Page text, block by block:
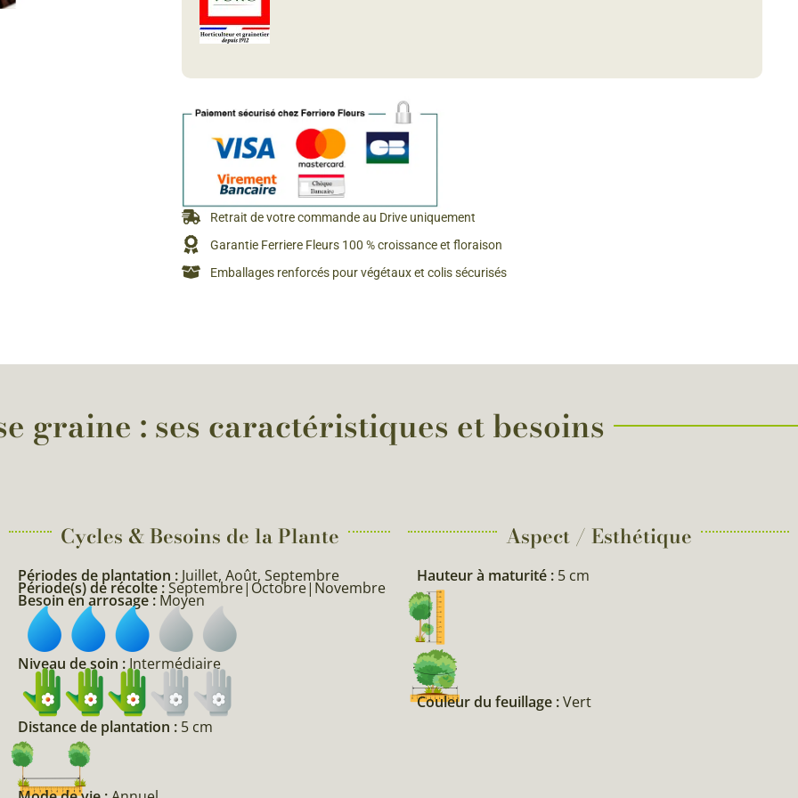
Bulbes de fleurs de A à Z
Bulbes du Potager
Retrait de votre commande au Drive uniquement
Garantie Ferriere Fleurs 100 % croissance et floraison
Emballages renforcés pour végétaux et colis sécurisés
graine : ses caractéristiques et besoins
Cycles & Besoins de la Plante​
Périodes de plantation : Juillet, Août, Septembre
Période(s) de récolte :Septembre|Octobre|Novembre
Besoin en arrosage :Moyen
Niveau de soin :Intermédiaire
Distance de plantation : 5 cm
Aspect / Esthétique
Hauteur à maturité : 5 cm
Couleur du feuillage :Vert